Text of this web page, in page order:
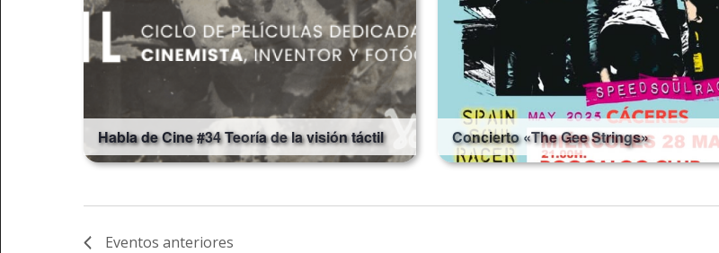
Habla de Cine #34 Teoría de la visión táctil Concierto «The Gee Strings»
Eventos anteriores